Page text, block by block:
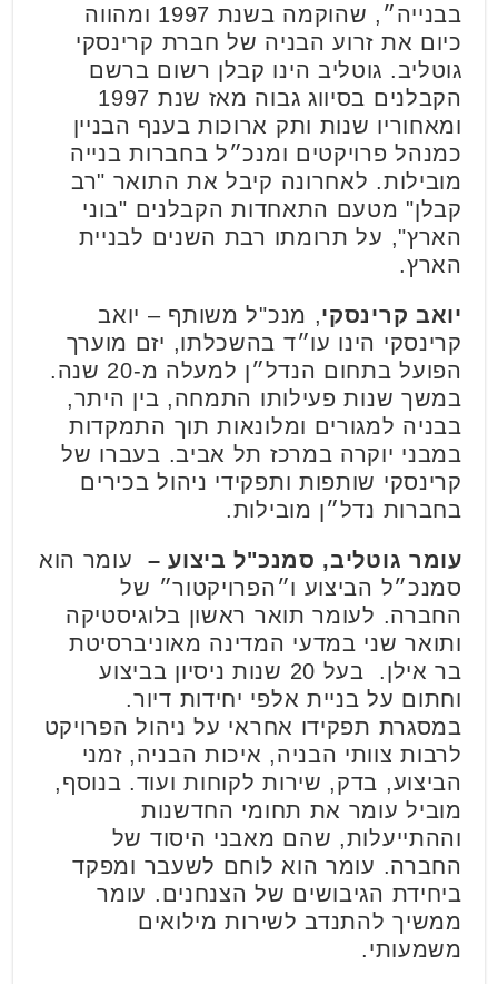
בבנייה״, שהוקמה בשנת 1997 ומהווה
כיום את זרוע הבניה של חברת קרינסקי
גוטליב. גוטליב הינו קבלן רשום ברשם
הקבלנים בסיווג גבוה מאז שנת 1997
ומאחוריו שנות ותק ארוכות בענף הבניין
כמנהל פרויקטים ומנכ״ל בחברות בנייה
מובילות. לאחרונה קיבל את התואר "רב
קבלן" מטעם התאחדות הקבלנים "בוני
הארץ", על תרומתו רבת השנים לבניית
הארץ.
יואב קרינסקי, מנכ"ל משותף – יואב
קרינסקי הינו עו״ד בהשכלתו, יזם מוערך
הפועל בתחום הנדל״ן למעלה מ-20 שנה.
במשך שנות פעילותו התמחה, בין היתר,
בבניה למגורים ומלונאות תוך התמקדות
במבני יוקרה במרכז תל אביב. בעברו של
קרינסקי שותפות ותפקידי ניהול בכירים
בחברות נדל״ן מובילות.
עומר גוטליב, סמנכ"ל ביצוע – עומר הוא
סמנכ״ל הביצוע ו״הפרויקטור״ של
החברה. לעומר תואר ראשון בלוגיסטיקה
ותואר שני במדעי המדינה מאוניברסיטת
בר אילן. בעל 20 שנות ניסיון בביצוע
וחתום על בניית אלפי יחידות דיור.
במסגרת תפקידו אחראי על ניהול הפרויקט
לרבות צוותי הבניה, איכות הבניה, זמני
הביצוע, בדק, שירות לקוחות ועוד. בנוסף,
מוביל עומר את תחומי החדשנות
וההתייעלות, שהם מאבני היסוד של
החברה. עומר הוא לוחם לשעבר ומפקד
ביחידת הגיבושים של הצנחנים. עומר
ממשיך להתנדב לשירות מילואים
משמעותי.